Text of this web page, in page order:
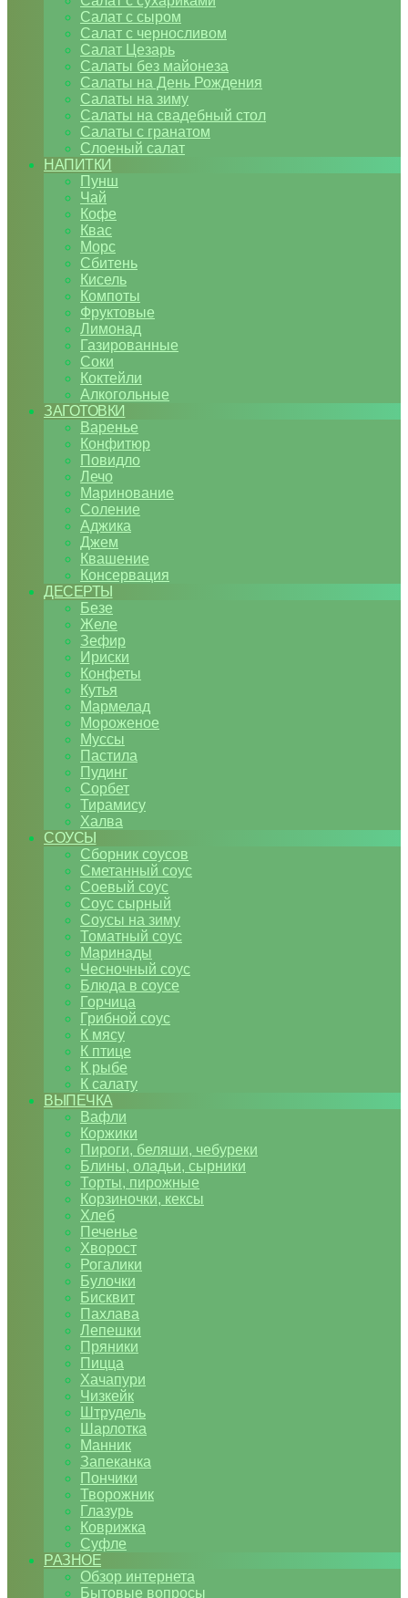
Салат с сыром
Салат с черносливом
Салат Цезарь
Салаты без майонеза
Салаты на День Рождения
Салаты на зиму
Салаты на свадебный стол
Салаты с гранатом
Слоеный салат
НАПИТКИ
Пунш
Чай
Кофе
Квас
Морс
Сбитень
Кисель
Компоты
Фруктовые
Лимонад
Газированные
Соки
Коктейли
Алкогольные
ЗАГОТОВКИ
Варенье
Конфитюр
Повидло
Лечо
Маринование
Соление
Аджика
Джем
Квашение
Консервация
ДЕСЕРТЫ
Безе
Желе
Зефир
Ириски
Конфеты
Кутья
Мармелад
Мороженое
Муссы
Пастила
Пудинг
Сорбет
Тирамису
Халва
СОУСЫ
Сборник соусов
Сметанный соус
Соевый соус
Соус сырный
Соусы на зиму
Томатный соус
Маринады
Чесночный соус
Блюда в соусе
Горчица
Грибной соус
К мясу
К птице
К рыбе
К салату
ВЫПЕЧКА
Вафли
Коржики
Пироги, беляши, чебуреки
Блины, оладьи, сырники
Торты, пирожные
Корзиночки, кексы
Хлеб
Печенье
Хворост
Рогалики
Булочки
Бисквит
Пахлава
Лепешки
Пряники
Пицца
Хачапури
Чизкейк
Штрудель
Шарлотка
Манник
Запеканка
Пончики
Творожник
Глазурь
Коврижка
Суфле
РАЗНОЕ
Обзор интернета
Бытовые вопросы